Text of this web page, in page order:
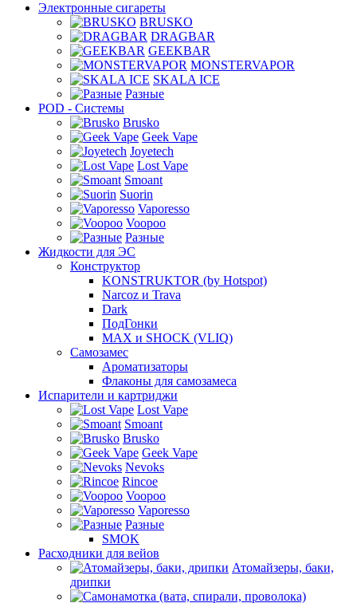
Электронные сигареты
BRUSKO
DRAGBAR
GEEKBAR
MONSTERVAPOR
SKALA ICE
Разные
POD - Системы
Brusko
Geek Vape
Joyetech
Lost Vape
Smoant
Suorin
Vaporesso
Voopoo
Разные
Жидкости для ЭС
Конструктор
KONSTRUKTOR (by Hotspot)
Narcoz и Trava
Dark
ПодГонки
MAX и SHOCK (VLIQ)
Самозамес
Ароматизаторы
Флаконы для самозамеса
Испарители и картриджи
Lost Vape
Smoant
Brusko
Geek Vape
Nevoks
Rincoe
Voopoo
Vaporesso
Разные
SMOK
Расходники для вейов
Атомайзеры, баки,
дрипки